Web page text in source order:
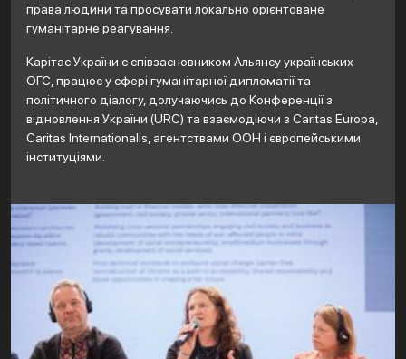
права людини та просувати локально орієнтоване
гуманітарне реагування.
Карітас України є співзасновником Альянсу українських
ОГС, працює у сфері гуманітарної дипломатії та
політичного діалогу, долучаючись до Конференції з
відновлення України (URC) та взаємодіючи з Caritas Europa,
Caritas Internationalis, агентствами ООН і європейськими
інституціями.